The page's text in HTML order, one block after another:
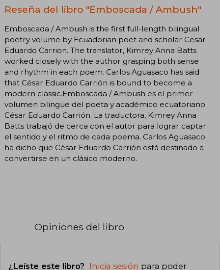
Reseña del libro "Emboscada / Ambush"
Emboscada / Ambush is the first full-length bilingual
poetry volume by Ecuadorian poet and scholar Cesar
Eduardo Carrion. The translator, Kimrey Anna Batts
worked closely with the author grasping both sense
and rhythm in each poem. Carlos Aguasaco has said
that César Eduardo Carrión is bound to become a
modern classic.Emboscada / Ambush es el primer
volumen bilingüe del poeta y académico ecuatoriano
César Eduardo Carrión. La traductora, Kimrey Anna
Batts trabajó de cerca con el autor para lograr captar
el sentido y el ritmo de cada poema. Carlos Aguasaco
ha dicho que César Eduardo Carrión está destinado a
convertirse en un clásico moderno.
Opiniones del libro
¿Leíste este libro? Inicia sesión para poder